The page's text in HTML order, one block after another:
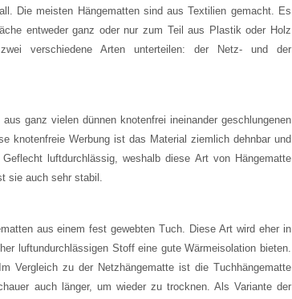
Die meisten Hängematten sind aus Textilien gemacht. Es
entweder ganz oder nur zum Teil aus Plastik oder Holz
verschiedene Arten unterteilen: der Netz- und der
ganz vielen dünnen knotenfrei ineinander geschlungenen
knotenfreie Werbung ist das Material ziemlich dehnbar und
luftdurchlässig, weshalb diese Art von Hängematte
sie auch sehr stabil.
aus einem fest gewebten Tuch. Diese Art wird eher in
luftundurchlässigen Stoff eine gute Wärmeisolation bieten.
Vergleich zu der Netzhängematte ist die Tuchhängematte
auch länger, um wieder zu trocknen. Als Variante der